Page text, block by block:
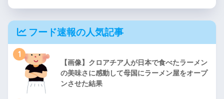
フード速報の人気記事
1
【画像】クロアチア人が日本で食べたラーメン
の美味さに感動して母国にラーメン屋をオープ
ンさせた結果